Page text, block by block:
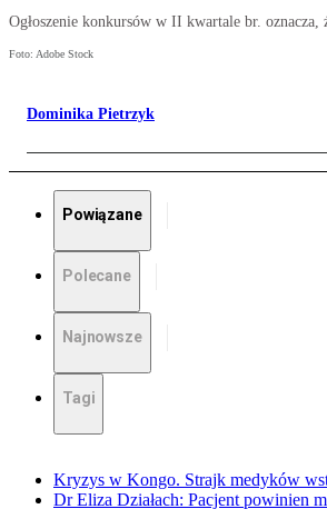
Ogłoszenie konkursów w II kwartale br.
Foto: Adobe Stock
Dominika Pietrzyk
Powiązane
Polecane
Najnowsze
Tagi
Kryzys w Kongo. Strajk medyków
Dr Eliza Działach: Pacjent powinien